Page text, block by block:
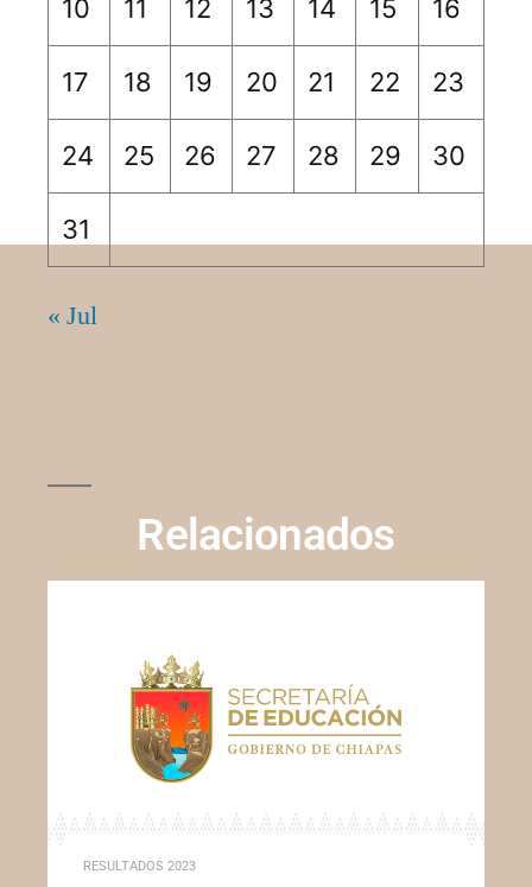
10 11 12 13 14 15 16
17 18 19 20 21 22 23
24 25 26 27 28 29 30
31
« Jul
Relacionados
RESULTADOS 2023